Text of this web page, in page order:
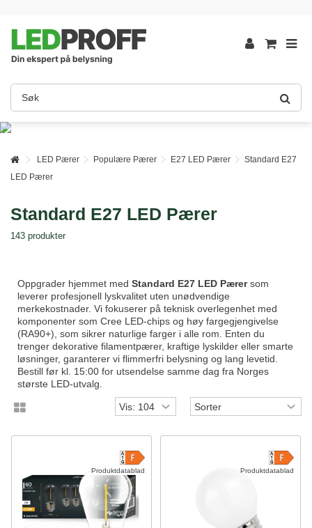
LED Pærer Populære Pærer E27 LED Pærer
Standard E27
LED Pærer
Standard E27 LED Pærer
143 produkter
Oppgrader hjemmet med Standard E27 LED Pærersom
leverer profesjonell lyskvalitet uten unødvendige
merkekostnader. Vi fokuserer på teknisk overlegenhet med
komponenter som Cree LED-chips og høy fargegjengivelse
(RA90+), som sikrer naturlige farger i alle rom. Enten du
trenger dekorative filamentpærer, kraftige lyskilder eller smarte
løsninger, garanterer vi flimmerfri belysning og lang levetid.
Bestill før kl. 15:00 for utsendelse samme dag fra Norges
største LED-utvalg.
Produktdatablad Produktdatablad